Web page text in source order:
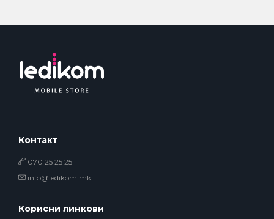
Контакт
070 25 25 25
info@ledikom.mk
Корисни линкови